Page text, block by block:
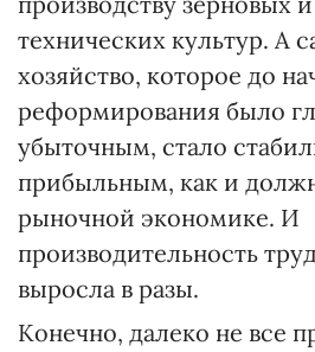
технических культур. А
хозяйство, которое до
реформирования было
убыточным, стало
прибыльным, как и
рыночной экономике. И
производительность
выросла в разы.
Конечно, далеко не все